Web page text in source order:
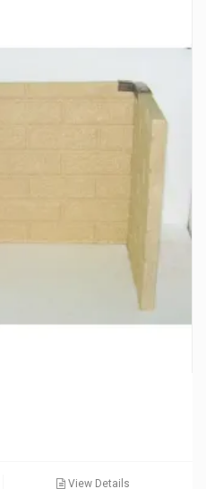
View Details